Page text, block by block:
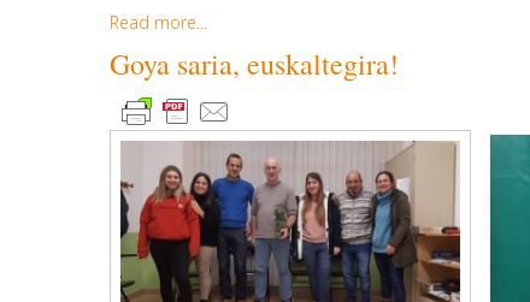
Read more...
Goya saria, euskaltegira!